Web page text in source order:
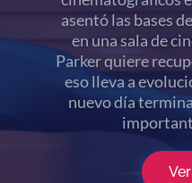
Los nenazos
Christopher
«puchito-puchito-
al infinito. El
mitológica que
dioses en
cine, y el